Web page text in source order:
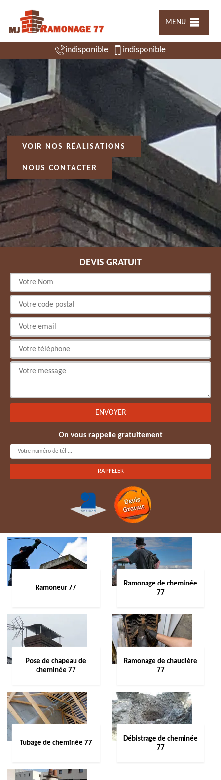
MENU
indisponible indisponible
VOIR NOS RÉALISATIONS
NOUS CONTACTER
DEVIS GRATUIT
On vous rappelle gratuitement
Ramoneur 77
Ramonage de cheminée
77
Pose de chapeau de
cheminée 77
Ramonage de chaudière
77
Tubage de cheminée 77
Débistrage de cheminée
77